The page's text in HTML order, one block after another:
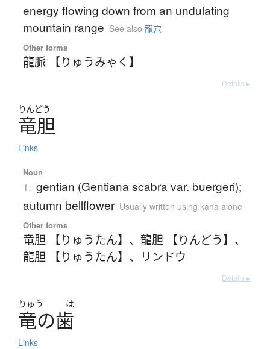
energy flowing down from an undulating
mountain range See also 龍穴
Other forms
龍脈 【りゅうみゃく】
Details ▸
りんどう
竜胆
Links
Noun
1. gentian (Gentiana scabra var. buergeri);
autumn bellflower Usually written using kana alone
Other forms
竜胆 【りゅうたん】 、 龍胆 【りんどう】 、
龍胆 【りゅうたん】 、 リンドウ
Details ▸
りゅう は
竜の歯
Links